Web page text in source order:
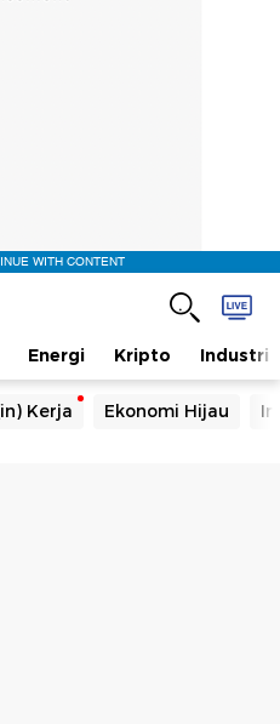
WITH CONTENT
Energi Kripto Industri
Kerja Ekonomi Hijau